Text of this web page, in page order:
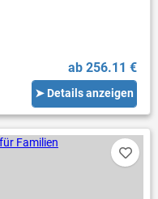
ab 256.11 €
➤ Details anzeigen